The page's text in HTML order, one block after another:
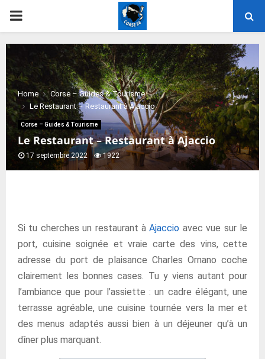
PRIMARY
MENU
Home
Corse – Guides & Tourisme
Le Restaurant – Restaurant à Ajaccio
Corse – Guides & Tourisme
Le Restaurant – Restaurant à Ajaccio
17 septembre 2022 1922
Si tu cherches un restaurant àAjaccio avec vue sur le
port, cuisine soignée et vraie carte des vins, cette
adresse du port de plaisance Charles Ornano coche
clairement les bonnes cases. Tu y viens autant pour
l’ambiance que pour l’assiette : un cadre élégant, une
terrasse agréable, une cuisine tournée vers la mer et
des menus adaptés aussi bien à un déjeuner qu’à un
dîner plus marquant.